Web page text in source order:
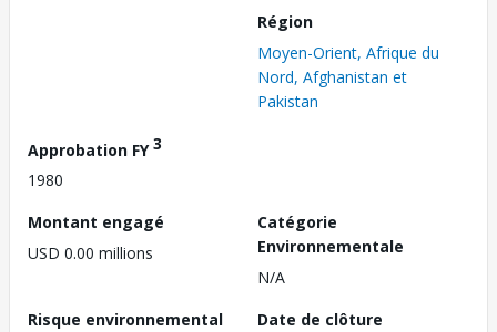
Région
Moyen-Orient, Afrique du
Nord, Afghanistan et
Pakistan
Approbation FY3
1980
Montant engagé
USD 0.00 millions
Catégorie
Environnementale
N/A
Risque environnemental
Date de clôture